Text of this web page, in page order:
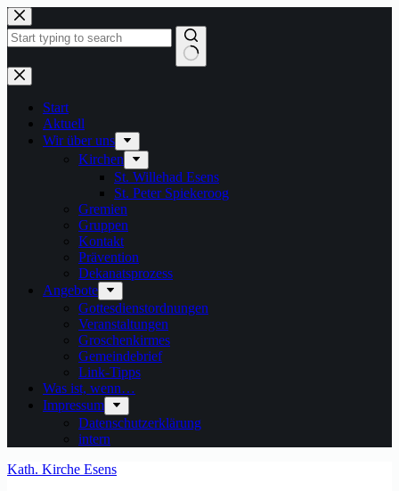
Zum
Inhalt
springen
Keine
Ergebnisse
Start
Aktuell
Wir über uns
Kirchen
St. Willehad Esens
St. Peter Spiekeroog
Gremien
Gruppen
Kontakt
Prävention
Dekanatsprozess
Angebote
Gottesdienstordnungen
Veranstaltungen
Groschenkirmes
Gemeindebrief
Link-Tipps
Was ist, wenn…
Impressum
Datenschutzerklärung
intern
Kath. Kirche Esens